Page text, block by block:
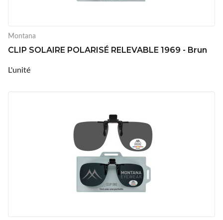
Montana
CLIP SOLAIRE POLARISÉ RELEVABLE 1969 - Brun
L'unité